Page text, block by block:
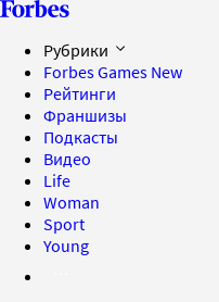
Рубрики
Forbes Games New
Рейтинги
Франшизы
Подкасты
Видео
Life
Woman
Sport
Young